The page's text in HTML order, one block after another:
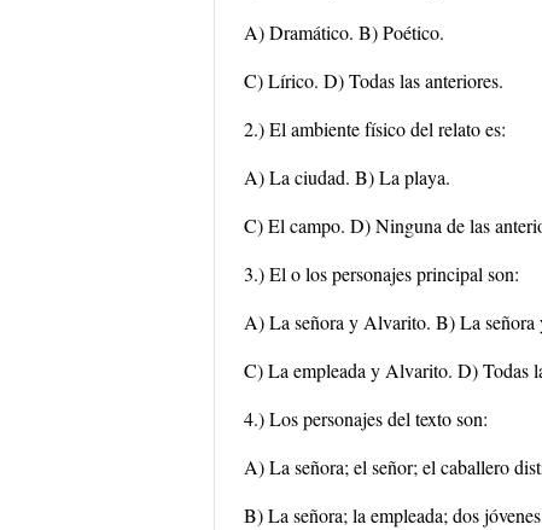
A) Dramático. B) Poético.
C) Lírico. D) Todas las anteriores.
2.) El ambiente físico del relato es:
A) La ciudad. B) La playa.
C) El campo. D) Ninguna de las
3.) El o los personajes principal son:
A) La señora y Alvarito. B) La señora
C) La empleada y Alvarito. D) Todas
4.) Los personajes del texto son:
A) La señora; el señor; el caballero
B) La señora; la empleada; dos